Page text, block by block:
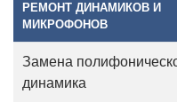
РЕМОНТ ДИНАМИКОВ И
МИКРОФОНОВ
Замена
динамика